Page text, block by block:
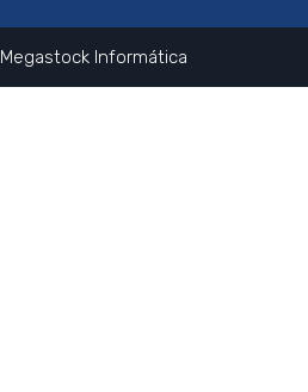
Megastock Informática